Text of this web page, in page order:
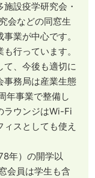
設疫学研究会・
会などの同窓生
業が中心です。
行っています。
て、今後も適切に
事務局は産業生態
年事業で整備し
ラウンジはWi-Fi
スとしても使え
年）の開学以
会員は学生も含